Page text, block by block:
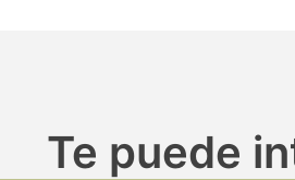
Te puede